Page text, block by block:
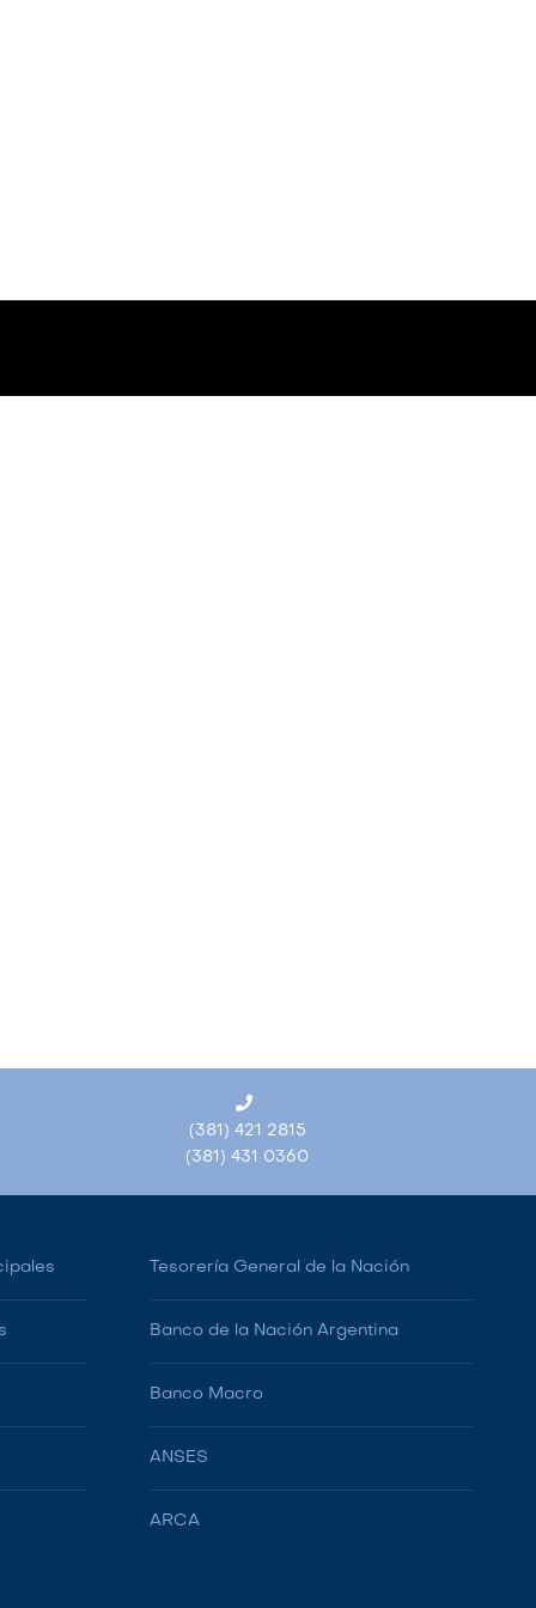
(381) 421 2815
(381) 431 0360
Tesorería General de la Nación
Banco de la Nación Argentina
Banco Macro
ANSES
ARCA